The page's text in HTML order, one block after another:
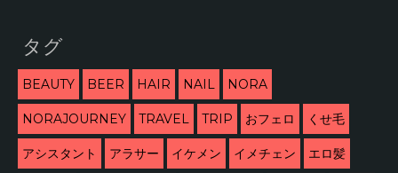
タグ
BEAUTY BEER HAIR NAIL NORA
NORAJOURNEY TRAVEL TRIP おフェロ くせ毛
アシスタント アラサー イケメン イメチェン エロ髪